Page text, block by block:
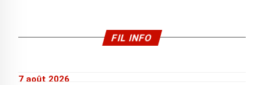
FIL INFO
7 août 2026